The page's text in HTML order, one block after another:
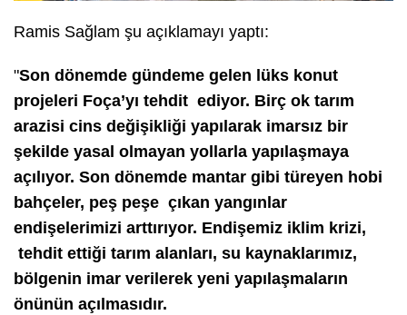
Ramis Sağlam şu açıklamayı yaptı:
"Son dönemde gündeme gelen lüks konut
projeleri Foça’yı tehdit ediyor. Birç ok tarım
arazisi cins değişikliği yapılarak imarsız bir
şekilde yasal olmayan yollarla yapılaşmaya
açılıyor. Son dönemde mantar gibi türeyen hobi
bahçeler, peş peşe çıkan yangınlar
endişelerimizi arttırıyor. Endişemiz iklim krizi,
tehdit ettiği tarım alanları, su kaynaklarımız,
bölgenin imar verilerek yeni yapılaşmaların
önünün açılmasıdır.